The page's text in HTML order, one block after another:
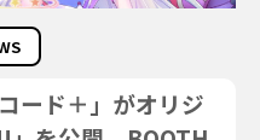
ード＋」がオリジ